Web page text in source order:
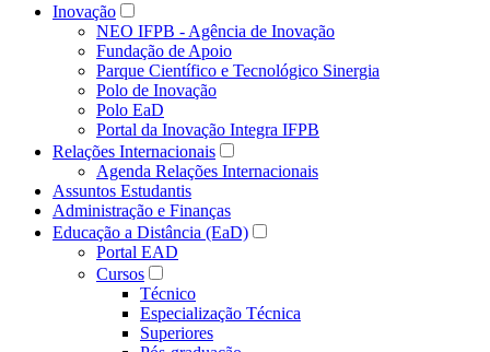
Inovação
NEO IFPB - Agência de Inovação
Fundação de Apoio
Parque Científico e Tecnológico Sinergia
Polo de Inovação
Polo EaD
Portal da Inovação Integra IFPB
Relações Internacionais
Agenda Relações Internacionais
Assuntos Estudantis
Administração e Finanças
Educação a Distância (EaD)
Portal EAD
Cursos
Técnico
Especialização Técnica
Superiores